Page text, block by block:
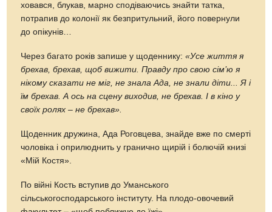
ховався, блукав, марно сподіваючись знайти татка,
потрапив до колонії як безпритульний, його повернули
до опікунів…
Через багато років запише у щоденнику:«Усе життя я
брехав, брехав, щоб вижити. Правду про свою сім’ю я
нікому сказати не міг, не знала Ада, не знали діти... Я і
їм брехав. А ось на сцену виходив, не брехав. І в кіно у
своїх ролях – не брехав».
Щоденник дружина, Ада Роговцева, знайде вже по смерті
чоловіка і оприлюднить у гранично щирій і болючій книзі
«Мій Костя».
По війні Кость вступив до Уманського
сільськогосподарського інституту. На плодо-овочевий